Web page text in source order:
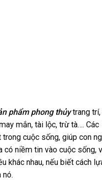
phẩm phong thủytrang trí,
mắn, tài lộc, trừ tà…. Các
cuộc sống, giúp con
niềm tin vào cuộc sống,
khác nhau, nếu biết cách
nó.